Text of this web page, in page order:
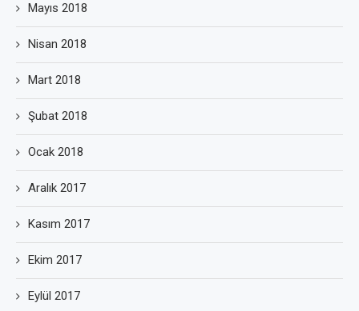
Mayıs 2018
Nisan 2018
Mart 2018
Şubat 2018
Ocak 2018
Aralık 2017
Kasım 2017
Ekim 2017
Eylül 2017